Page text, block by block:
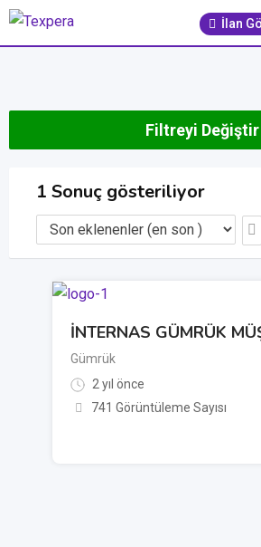
İçeriğe
İlan
Filtreyi Değiştir
1 Sonuç gösteriliyor
İNTERNAS GÜMRÜK
Gümrük
2 yıl önce
741 Görüntüleme Sayısı